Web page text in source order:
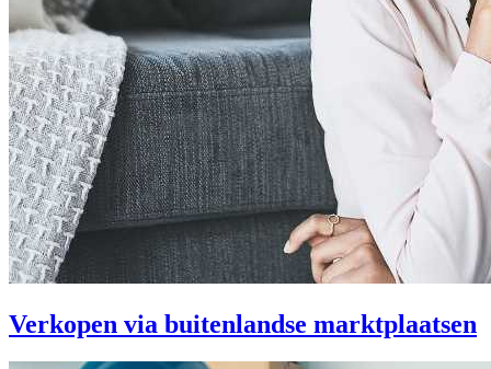
Verkopen via buitenlandse marktplaatsen